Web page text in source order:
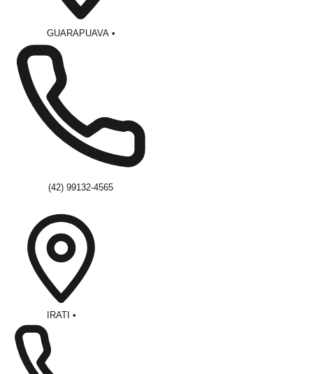
GUARAPUAVA •
(42) 99132-4565
IRATI •